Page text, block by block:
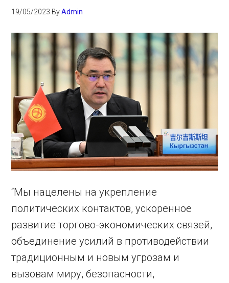
19/05/2023 ByAdmin
“Мы нацелены на укрепление
политических контактов, ускоренное
развитие торгово-экономических связей,
объединение усилий в противодействии
традиционным и новым угрозам и
вызовам миру, безопасности,